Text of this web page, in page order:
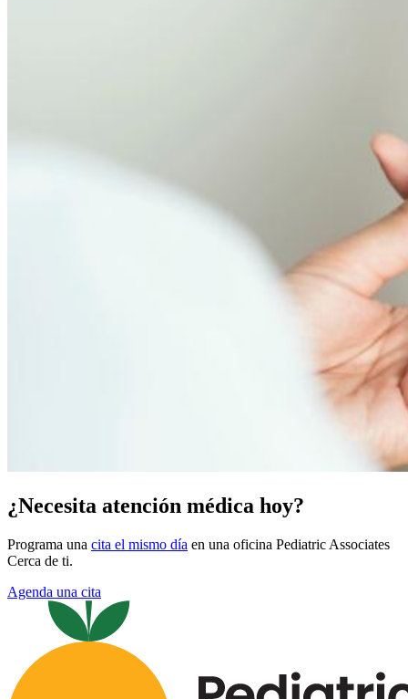
¿Necesita atención médica hoy?
Programa una cita el mismo día en una oficina Pediatric Associates
Cerca de ti.
Agenda una cita